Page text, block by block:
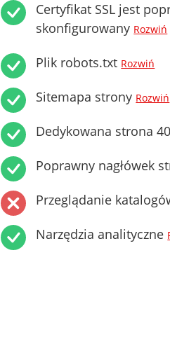
Certyfikat SSL jest
skonfigurowany Rozwiń
Plik robots.txt Rozwiń
Sitemapa strony Rozwiń
Dedykowana strona
Poprawny nagłówek
Przeglądanie
Narzędzia analityczne